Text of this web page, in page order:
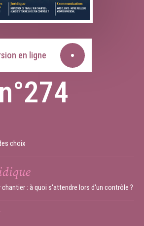
en ligne
n°274
choix
: à quoi s'attendre lors d'un contrôle ?